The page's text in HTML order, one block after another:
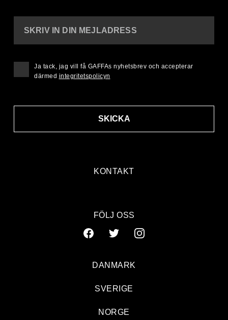
KONTAKT
SKRIV IN DIN MEJLADRESS
SKICKA
Ja tack, jag vill få GAFFAs nyhetsbrev och accepterar
därmed integritetspolicyn
FÖLJ OSS
DANMARK
SVERIGE
NORGE